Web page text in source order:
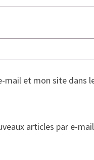
mail et mon site dans
articles par e-